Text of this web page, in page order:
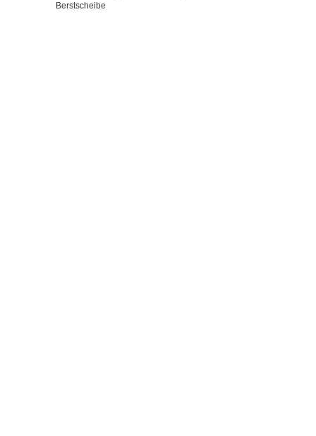
Berstscheibe